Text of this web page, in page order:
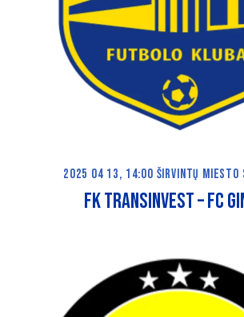
2025 04 13, 14:00 ŠIRVINTŲ MIESTO
FK TRANSINVEST – FC